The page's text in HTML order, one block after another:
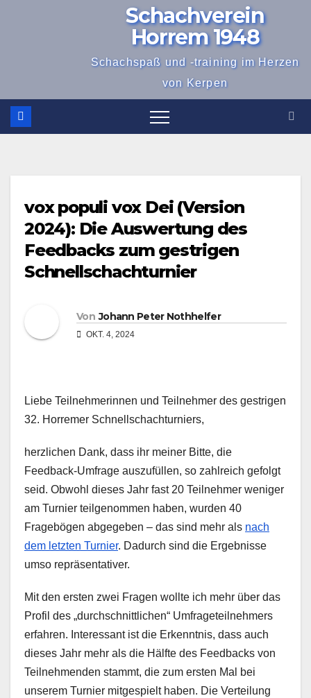
Schachverein
Horrem 1948
Schachspaß und -training im Herzen
von Kerpen
vox populi vox Dei (Version
2024): Die Auswertung des
Feedbacks zum gestrigen
Schnellschachturnier
Von Johann Peter Nothhelfer
OKT. 4, 2024
Liebe Teilnehmerinnen und Teilnehmer des gestrigen
32. Horremer Schnellschachturniers,
herzlichen Dank, dass ihr meiner Bitte, die
Feedback-Umfrage auszufüllen, so zahlreich gefolgt
seid. Obwohl dieses Jahr fast 20 Teilnehmer weniger
am Turnier teilgenommen haben, wurden 40
Fragebögen abgegeben – das sind mehr als nach
dem letzten Turnier. Dadurch sind die Ergebnisse
umso repräsentativer.
Mit den ersten zwei Fragen wollte ich mehr über das
Profil des „durchschnittlichen“ Umfrageteilnehmers
erfahren. Interessant ist die Erkenntnis, dass auch
dieses Jahr mehr als die Hälfte des Feedbacks von
Teilnehmenden stammt, die zum ersten Mal bei
unserem Turnier mitgespielt haben. Die Verteilung